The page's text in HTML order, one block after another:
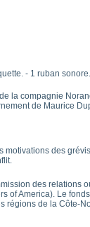
- 1 ruban sonore.
la compagnie
de Maurice
des
des relations
of America). Le
régions de la Côte-